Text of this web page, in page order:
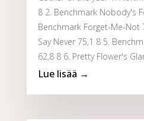
8 2. Benchmark Nobody's
Benchmark Forget-Me-Not
Say Never 75,1 8 5.
62,8 8 6. Pretty Flower's